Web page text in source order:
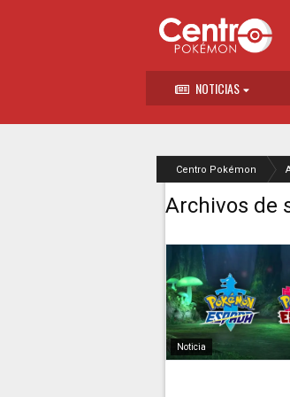
NOTICIAS
Centro Pokémon
Archivos de
Noticia